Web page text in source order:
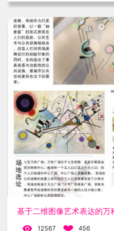
基于二维图像艺术表达的万
12567 456